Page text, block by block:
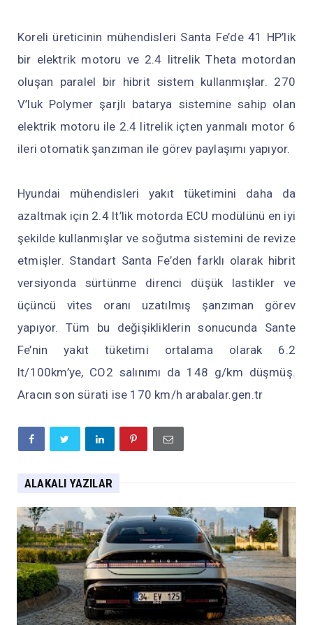
Koreli üreticinin mühendisleri Santa Fe’de 41 HP’lik
bir elektrik motoru ve 2.4 litrelik Theta motordan
oluşan paralel bir hibrit sistem kullanmışlar. 270
V’luk Polymer şarjlı batarya sistemine sahip olan
elektrik motoru ile 2.4 litrelik içten yanmalı motor 6
ileri otomatik şanzıman ile görev paylaşımı yapıyor.
Hyundai mühendisleri yakıt tüketimini daha da
azaltmak için 2.4 lt’lik motorda ECU modülünü en iyi
şekilde kullanmışlar ve soğutma sistemini de revize
etmişler. Standart Santa Fe’den farklı olarak hibrit
versiyonda sürtünme direnci düşük lastikler ve
üçüncü vites oranı uzatılmış şanzıman görev
yapıyor. Tüm bu değişikliklerin sonucunda Sante
Fe’nin yakıt tüketimi ortalama olarak 6.2
lt/100km’ye, CO2 salınımı da 148 g/km düşmüş.
Aracın son sürati ise 170 km/h arabalar.gen.tr
ALAKALI YAZILAR